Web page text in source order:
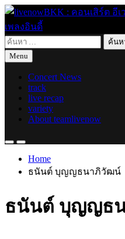
Skip
content
livenowBKK : คอนเสิร์ต อีเว
อินดี้
live for today
ค้นหา
สำหรับ:
Menu
Concert News
track
live recap
variety
About teamlivenow
Home
ธนันต์ บุญญธนาภิวัฒน์
ธนันต์ บุญญธ